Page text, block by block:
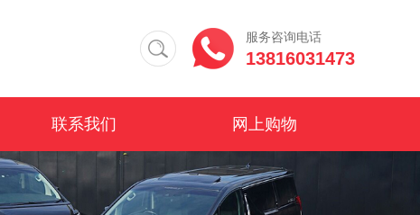
服务咨询电话
13816031473
联系我们 网上购物